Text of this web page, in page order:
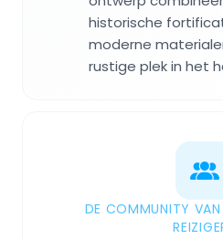
historische
moderne
rustige plek in het
DE COMMUNITY VAN